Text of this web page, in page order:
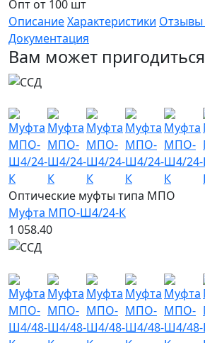
Опт от 100 шт
ОписаниеХарактеристики Отзывы
Документация
Вам может пригодиться
Оптические муфты типа МПО
Муфта МПО-Ш4/24-К
1 058.40